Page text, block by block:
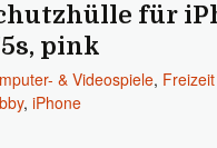
für
pink
& Videospiele,
, iPhone